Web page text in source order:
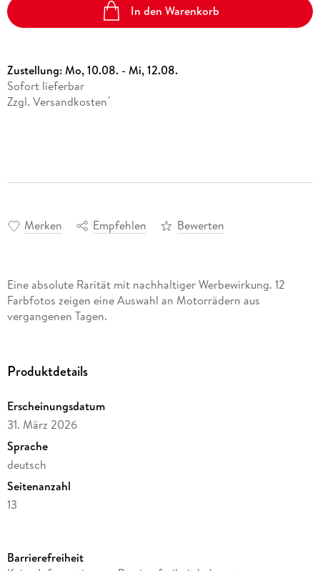
In den Warenkorb
Zustellung:Mo, 10.08. - Mi, 12.08.
Sofort lieferbar
Zzgl. Versandkosten *
Merken Empfehlen Bewerten
Eine absolute Rarität mit nachhaltiger Werbewirkung. 12
Farbfotos zeigen eine Auswahl an Motorrädern aus
vergangenen Tagen.
Produktdetails
Erscheinungsdatum
31. März 2026
Sprache
deutsch
Seitenanzahl
13
Produktart
Barrierefreiheit